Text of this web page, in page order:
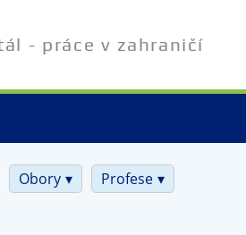
- práce v zahraničí
Obory
Profese